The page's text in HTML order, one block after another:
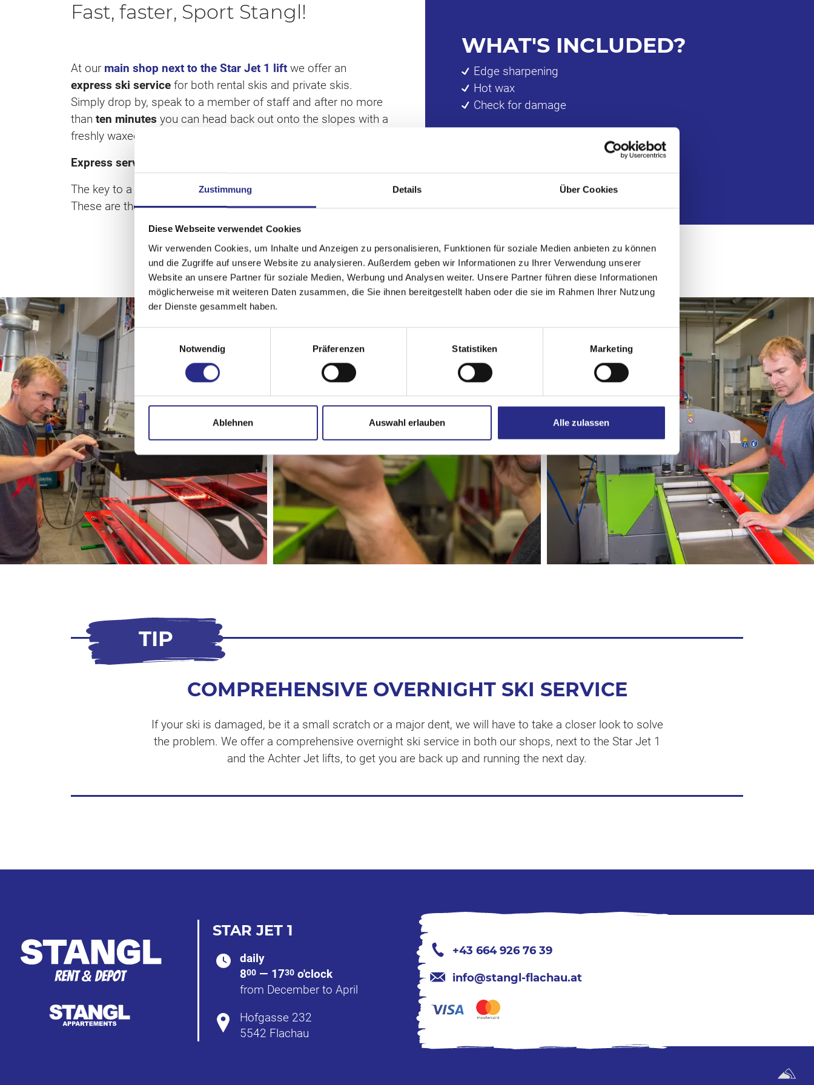
Zustimmung Details Über Cookies
Diese Webseite verwendet Cookies
Wir verwenden Cookies, um Inhalte und Anzeigen zu personalisieren, Funktionen für soziale Medien anbieten zu können
und die Zugriffe auf unsere Website zu analysieren. Außerdem geben wir Informationen zu Ihrer Verwendung unserer
Website an unsere Partner für soziale Medien, Werbung und Analysen weiter. Unsere Partner führen diese Informationen
möglicherweise mit weiteren Daten zusammen, die Sie ihnen bereitgestellt haben oder die sie im Rahmen Ihrer Nutzung
der Dienste gesammelt haben.
Einwilligungsauswahl
Notwendig
Präferenzen Statistiken Marketing
Ablehnen Auswahl erlauben Alle zulassen
Fast, faster, Sport Stangl!
At our main shop next to the Star Jet 1 lift we offer an
express ski service for both rental skis and private skis.
Simply drop by, speak to a member of staff and after no more
than ten minutes you can head back out onto the slopes with a
freshly waxed and sharpened pair of skis.
Express service: €34
The key to a smooth ski is a waxed base and sharp edges.
These are the main areas of focus for our express service.
WHAT'S INCLUDED?
Edge sharpening
Hot wax
Check for damage
TIP
COMPREHENSIVE OVERNIGHT SKI SERVICE
If your ski is damaged, be it a small scratch or a major dent, we will have to take a closer look to solve
the problem. We offer a comprehensive overnight ski service in both our shops, next to the Star Jet 1
and the Achter Jet lifts, to get you are back up and running the next day.
STAR JET 1
daily
800 — 1730 o'clock
from December to April
Hofgasse 232
5542 Flachau
+43 664 926 76 39
info@stangl-flachau.at